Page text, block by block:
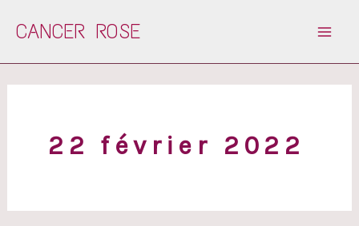
CANCER ROSE
22 février 2022